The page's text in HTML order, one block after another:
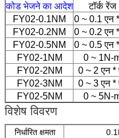
कोड भेजने का आदेश टॉर्क रेंज
FY02-0.1NM
0 ~ 0.1 एन
FY02-0.2NM
0 ~ 0.2 एन
FY02-0.5NM
0 ~ 0.5 एन
FY02-1NM
0 ~ 1N-
FY02-2NM
0 ~ 2 एन *
FY02-3NM
0 ~ 3 एन *
FY02-5NM
0 ~ 5N-
विशेष विवरण
निर्धारित क्षमता